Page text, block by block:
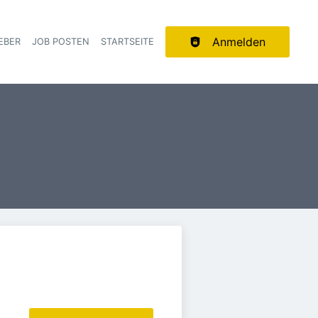
JOB POSTEN STARTSEITE Anmelden